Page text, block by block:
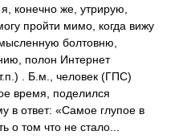
конечно же, утрирую,
пройти мимо, когда вижу
болтовню,
полон Интернет
. Б.м., человек (ГПС)
время, поделился
в ответ: «Самое глупое в
о том что не стало...